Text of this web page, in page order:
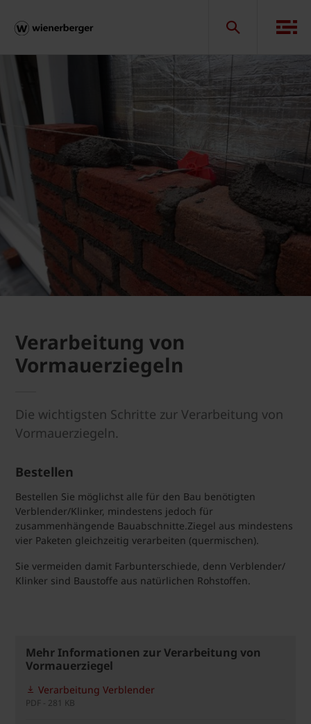
Verarbeitung von
Vormauerziegeln
Die wichtigsten Schritte zur Verarbeitung von
Vormauerziegeln.
Bestellen
Bestellen Sie möglichst alle für den Bau benötigten
Verblender/Klinker, mindestens jedoch für
zusammenhängende Bauabschnitte.Ziegel aus mindestens
vier Paketen gleichzeitig verarbeiten (quermischen).
Sie vermeiden damit Farbunterschiede, denn Verblender/
Klinker sind Baustoffe aus natürlichen Rohstoffen.
Mehr Informationen zur Verarbeitung von
Vormauerziegel
Verarbeitung Verblender
PDF - 281 KB